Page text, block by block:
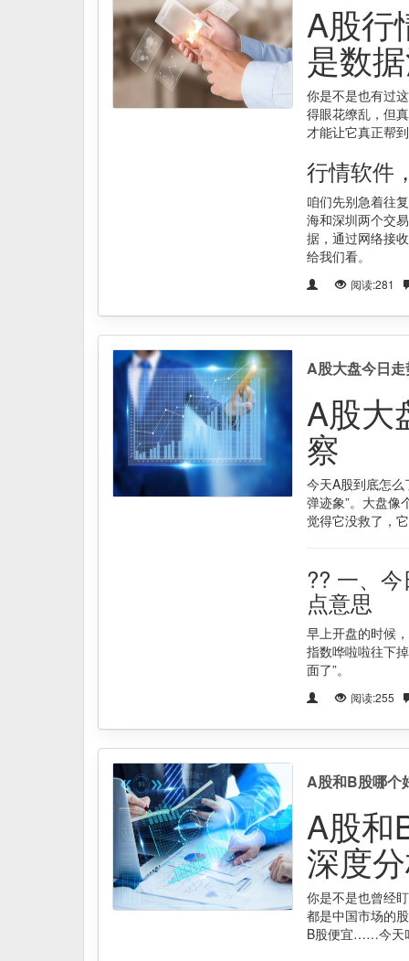
A股行
是数
你是不是也有过
得眼花缭乱，但
才能让它真正帮
行情软件
咱们先别急着往
海和深圳两个交
据，通过网络接
给我们看。
阅读:281
A股大盘今日
A股大
察
今天A股到底怎么
弹迹象”。大盘像
觉得它没救了，
?? 一、
点意思
早上开盘的时候
指数哗啦啦往下
面了”。
阅读:255
A股和B股哪个
A股和
深度
你是不是也曾经
都是中国市场的
B股便宜……今天